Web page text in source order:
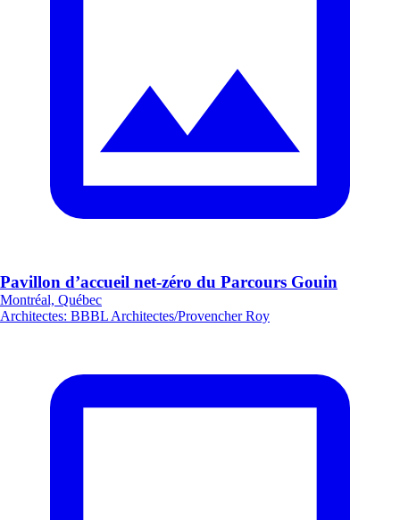
Pavillon d’accueil net-zéro du Parcours Gouin
Montréal, Québec
Architectes: BBBL Architectes/Provencher Roy